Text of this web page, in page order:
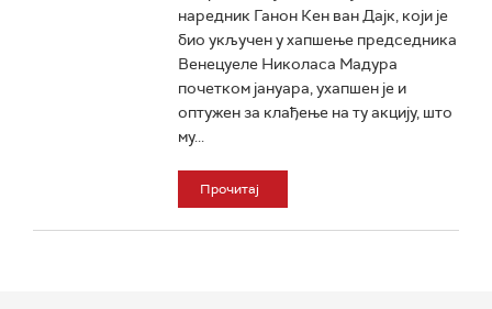
наредник Ганон Кен ван Дајк, који је
био укључен у хапшење председника
Венецуеле Николаса Мадура
почетком јануара, ухапшен је и
оптужен за клађење на ту акцију, што
му...
Прочитај